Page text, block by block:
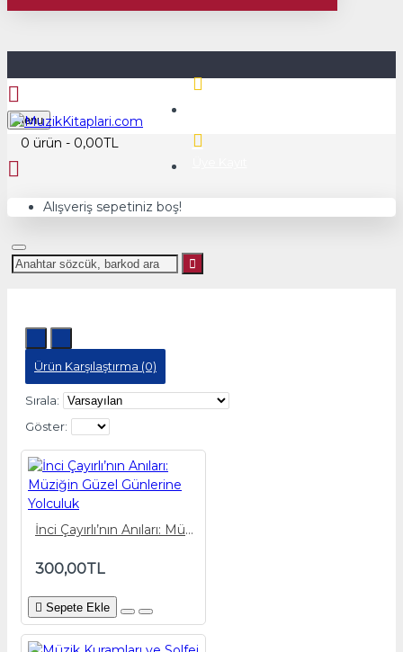
Menu
0 ürün - 0,00TL
Alışveriş sepetiniz boş!
Ürün Karşılaştırma (0)
Sırala:
Göster:
İnci Çayırlı’nın Anıları: Müziğin Güzel Günlerine Yolculuk
300,00TL
Sepete Ekle